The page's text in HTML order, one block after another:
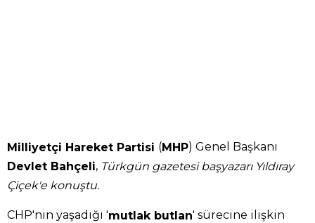
Milliyetçi Hareket Partisi (MHP) Genel Başkanı
Devlet Bahçeli, Türkgün gazetesi başyazarı Yıldıray
Çiçek'e konuştu.
CHP'nin yaşadığı 'mutlak butlan' sürecine ilişkin